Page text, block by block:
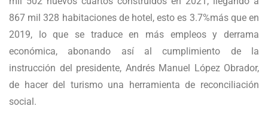
867 mil 328 habitaciones de hotel, esto es 3.7%más que en
2019, lo que se traduce en más empleos y derrama
económica, abonando así al cumplimiento de la
instrucción del presidente, Andrés Manuel López Obrador,
de hacer del turismo una herramienta de reconciliación
social.